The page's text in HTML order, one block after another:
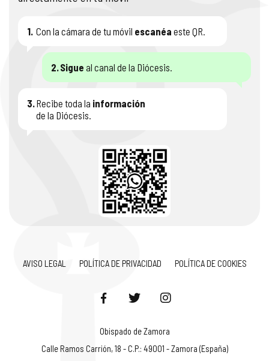
1. Con la cámara de tu móvil escanéa este QR.
2. Sigue al canal de la Diócesis.
3. Recibe toda la información
de la Diócesis.
AVISO LEGAL POLÍTICA DE PRIVACIDAD POLÍTICA DE COOKIES
Obispado de Zamora
Calle Ramos Carrión, 18 - C.P.: 49001 - Zamora (España)